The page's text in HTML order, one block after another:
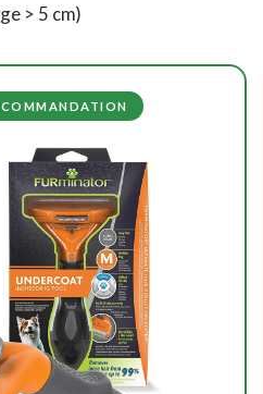
> 5 cm)